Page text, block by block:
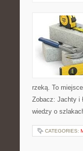
rzeką. To
Zobacz: Jachty i
wiedzy o
CATEGORIES: